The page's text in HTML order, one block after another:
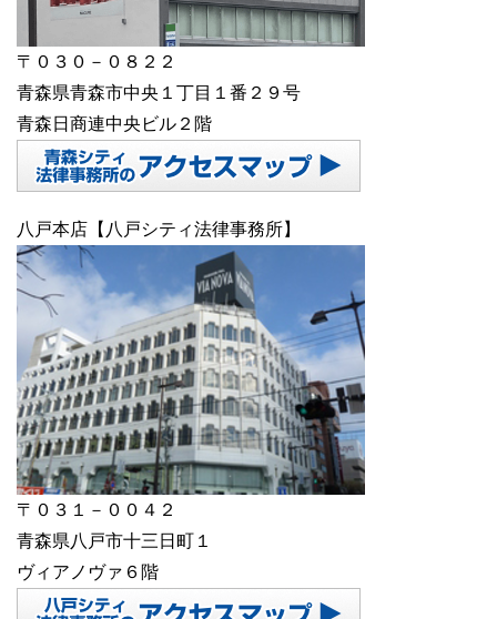
〒０３０－０８２２
青森県青森市中央１丁目１番２９号
青森日商連中央ビル２階
八戸本店【八戸シティ法律事務所】
〒０３１－００４２
青森県八戸市十三日町１
ヴィアノヴァ６階